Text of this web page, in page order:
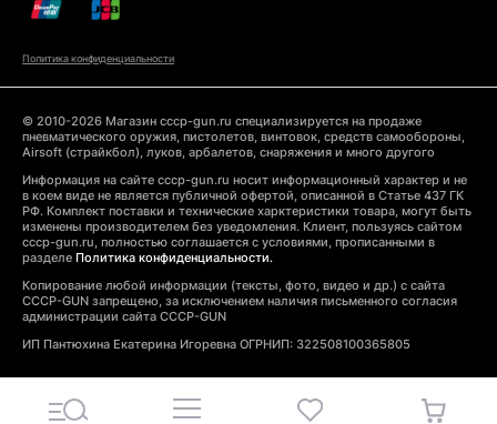
Политика конфиденциальности
© 2010-2026 Магазин cccp-gun.ru специализируется на продаже
пневматического оружия, пистолетов, винтовок, средств самообороны,
Airsoft (страйкбол), луков, арбалетов, снаряжения и много другого
Информация на сайте cccp-gun.ru носит информационный характер и не
в коем виде не является публичной офертой, описанной в Статье 437 ГК
РФ. Комплект поставки и технические харктеристики товара, могут быть
изменены производителем без уведомления. Клиент, пользуясь сайтом
cccp-gun.ru, полностью соглашается с условиями, прописанными в
разделе Политика конфиденциальности.
Копирование любой информации (тексты, фото, видео и др.) с сайта
CCCP-GUN запрещено, за исключением наличия письменного согласия
администрации сайта CCCP-GUN
ИП Пантюхина Екатерина Игоревна ОГРНИП: 322508100365805